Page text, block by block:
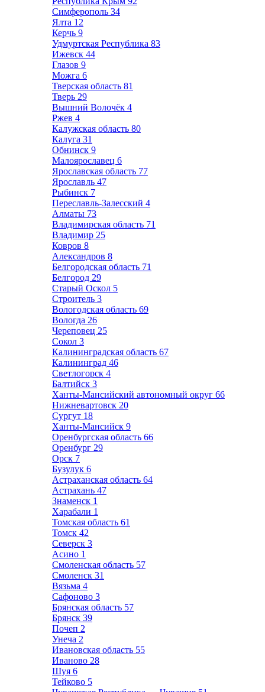
Симферополь 34
Ялта 12
Керчь 9
Удмуртская Республика 83
Ижевск 44
Глазов 9
Можга 6
Тверская область 81
Тверь 29
Вышний Волочёк 4
Ржев 4
Калужская область 80
Калуга 31
Обнинск 9
Малоярославец 6
Ярославская область 77
Ярославль 47
Рыбинск 7
Переславль-Залесский 4
Алматы 73
Владимирская область 71
Владимир 25
Ковров 8
Александров 8
Белгородская область 71
Белгород 29
Старый Оскол 5
Строитель 3
Вологодская область 69
Вологда 26
Череповец 25
Сокол 3
Калининградская область 67
Калининград 46
Светлогорск 4
Балтийск 3
Ханты-Мансийский автономный округ 66
Нижневартовск 20
Сургут 18
Ханты-Мансийск 9
Оренбургская область 66
Оренбург 29
Орск 7
Бузулук 6
Астраханская область 64
Астрахань 47
Знаменск 1
Харабали 1
Томская область 61
Томск 42
Северск 3
Асино 1
Смоленская область 57
Смоленск 31
Вязьма 4
Сафоново 3
Брянская область 57
Брянск 39
Почеп 2
Унеча 2
Ивановская область 55
Иваново 28
Шуя 6
Тейково 5